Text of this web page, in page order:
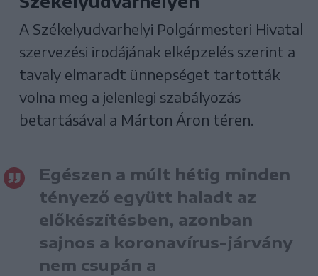
A Székelyudvarhelyi Polgármesteri Hivatal
szervezési irodájának elképzelés szerint a
tavaly elmaradt ünnepséget tartották
volna meg a jelenlegi szabályozás
betartásával a Márton Áron téren.
Egészen a múlt hétig minden
tényező együtt haladt az
előkészítésben, azonban
sajnos a koronavírus-járvány
nem csupán a